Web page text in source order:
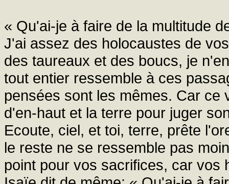
« Qu'ai-je à faire de la multitude
J'ai assez des holocaustes de
des taureaux et des boucs, je
tout entier ressemble à ces
pensées sont les mêmes. Car ce
d'en-haut et la terre pour juger
Ecoute, ciel, et toi, terre, prête
le reste ne se ressemble pas
point pour vos sacrifices, car vos